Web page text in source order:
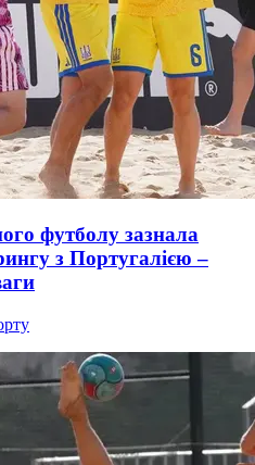
футболу зазнала
з Португалією –